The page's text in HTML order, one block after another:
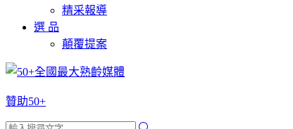
精采報導
選 品
顛覆提案
贊助50+